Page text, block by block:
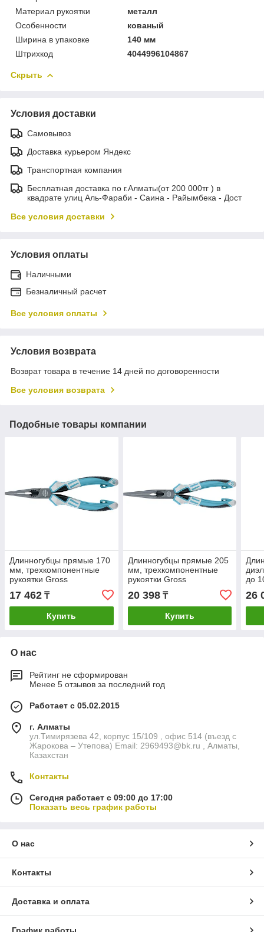
Материал рукоятки
металл
Особенности
кованый
Ширина в упаковке
140 мм
Штрихкод
4044996104867
Скрыть
Условия доставки
Самовывоз
Доставка курьером Яндекс
Транспортная компания
Бесплатная доставка по г.Алматы(от 200 000тг ) в
квадрате улиц Аль-Фараби - Саина - Райымбека - Дост
Все условия доставки
Условия оплаты
Наличными
Безналичный расчет
Все условия оплаты
Условия возврата
Возврат товара в течение 14 дней по договоренности
Все условия возврата
Подобные товары компании
Длинногубцы прямые 170
мм, трехкомпонентные
рукоятки Gross
17 462 ₸
Купить
Длинногубцы прямые 205
мм, трехкомпонентные
рукоятки Gross
20 398₸
Купить
до
26
О нас
Рейтинг не сформирован
Менее 5 отзывов за последний год
Работает с 05.02.2015
г. Алматы
ул.Тимирязева 42, корпус 15/109 , офис 514 (въезд с
Жарокова – Утепова) Email: 2969493@bk.ru , Алматы,
Казахстан
Контакты
Сегодня работает с 09:00 до 17:00
Показать весь график работы
О нас
Контакты
Доставка и оплата